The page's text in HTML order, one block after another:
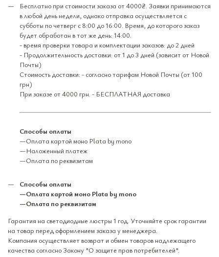
Бесплатно при стоимости заказа от 4000₴. Заявки принимаются
в любой день недели, однако отправка осуществляется с
субботы по четверг с 8:00 до 16:00. Время, до которого заказ
будет обработан в тот же день: 14:00.
- время проверки товара и комплектации заказов: до 2 дней
- Продолжительность доставки: от 1 до 3 дней (зависит от Новой
Почты)
Стоимость доставки: - согласно тарифам Новой Почты (от 100
грн)
При заказе от 4000 грн. - БЕСПЛАТНАЯ доставка
Способы оплаты
—Оплата картой моно Plata by mono
—Наложенный платеж
—Оплата по реквизитам
Способы оплаты
—Оплата картой моно Plata by mono
—Оплата по реквизитам
Гарантия на светодиодные люстры 1 год. Уточняйте срок гарантии
на товар перед оформлением заказа у менеджера.
Компания осуществляет возврат и обмен товаров надлежащего
качества согласно Закону "О защите прав потребителей".